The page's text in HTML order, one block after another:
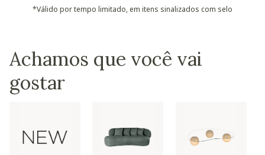
*Válido por tempo limitado, em itens sinalizados com selo
Achamos que você vai
gostar